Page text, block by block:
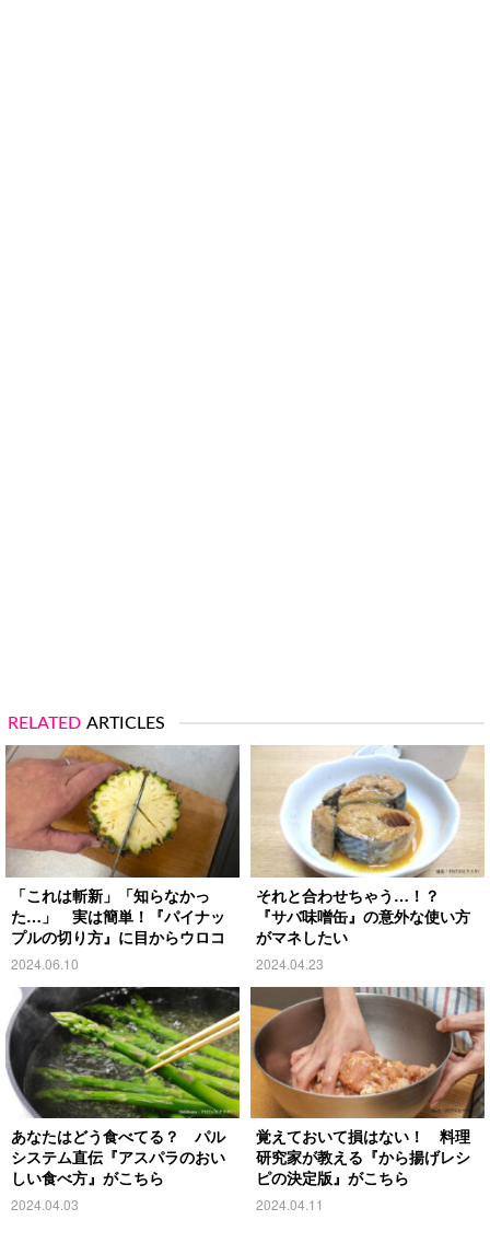
RELATED ARTICLES
「これは斬新」「知らなかっ
た…」 実は簡単！『パイナッ
プルの切り方』に目からウロコ
2024.06.10
それと合わせちゃう…！？
『サバ味噌缶』の意外な使い方
がマネしたい
2024.04.23
あなたはどう食べてる？ パル
システム直伝『アスパラのおい
しい食べ方』がこちら
2024.04.03
覚えておいて損はない！ 料理
研究家が教える『から揚げレシ
ピの決定版』がこちら
2024.04.11